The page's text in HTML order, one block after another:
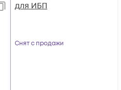
для ИБП
Снят с продажи